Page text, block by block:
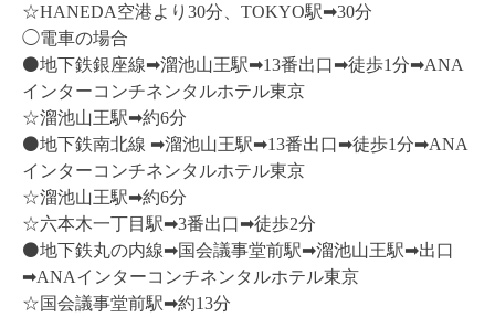
☆HANEDA空港より30分、TOKYO駅➡︎30分
◯電車の場合
⚫️地下鉄銀座線➡︎溜池山王駅➡︎13番出口➡︎徒歩1分➡︎ANA
インターコンチネンタルホテル東京
☆溜池山王駅➡︎約6分
⚫️地下鉄南北線 ➡︎溜池山王駅➡︎13番出口➡︎徒歩1分➡︎ANA
インターコンチネンタルホテル東京
☆溜池山王駅➡︎約6分
☆六本木一丁目駅➡︎3番出口➡︎徒歩2分
⚫️地下鉄丸の内線➡︎国会議事堂前駅➡︎溜池山王駅➡︎出口
➡︎ANAインターコンチネンタルホテル東京
☆国会議事堂前駅➡︎約13分